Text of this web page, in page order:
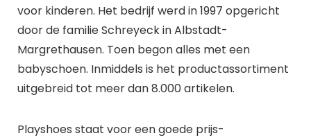
voor kinderen. Het bedrijf werd in 1997 opgericht
door de familie Schreyeck in Albstadt-
Margrethausen. Toen begon alles met een
babyschoen. Inmiddels is het productassortiment
uitgebreid tot meer dan 8.000 artikelen.
Playshoes staat voor een goede prijs-